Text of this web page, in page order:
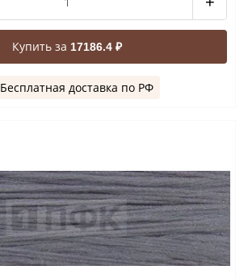
Купить за 17186.4 ₽
Бесплатная доставка по РФ